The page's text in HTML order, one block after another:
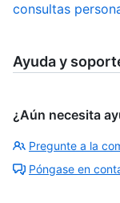
consultas
Ayuda y
¿Aún necesita
Pregunte a la
Póngase en